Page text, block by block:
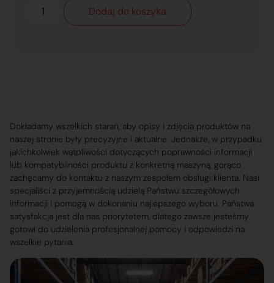
Dodaj do koszyka
Dokładamy wszelkich starań, aby opisy i zdjęcia produktów na
naszej stronie były precyzyjne i aktualne. Jednakże, w przypadku
jakichkolwiek wątpliwości dotyczących poprawności informacji
lub kompatybilności produktu z konkretną maszyną, gorąco
zachęcamy do kontaktu z naszym zespołem obsługi klienta. Nasi
specjaliści z przyjemnością udzielą Państwu szczegółowych
informacji i pomogą w dokonaniu najlepszego wyboru. Państwa
satysfakcja jest dla nas priorytetem, dlatego zawsze jesteśmy
gotowi do udzielenia profesjonalnej pomocy i odpowiedzi na
wszelkie pytania.